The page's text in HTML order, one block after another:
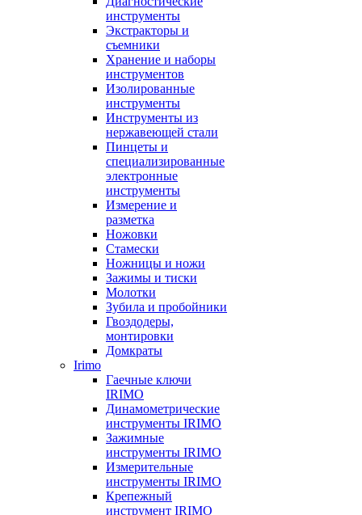
инструменты
Экстракторы и
съемники
Хранение и наборы
инструментов
Изолированные
инструменты
Инструменты из
нержавеющей стали
Пинцеты и
специализированные
электронные
инструменты
Измерение и
разметка
Ножовки
Стамески
Ножницы и ножи
Зажимы и тиски
Молотки
Зубила и пробойники
Гвоздодеры,
монтировки
Домкраты
Irimo
Гаечные ключи
IRIMO
Динамометрические
инструменты IRIMO
Зажимные
инструменты IRIMO
Измерительные
инструменты IRIMO
Крепежный
инструмент IRIMO